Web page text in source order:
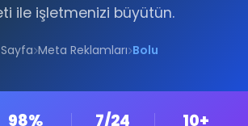
ile işletmenizi büyütün.
Meta Reklamları Bolu
98% 7/24 10+